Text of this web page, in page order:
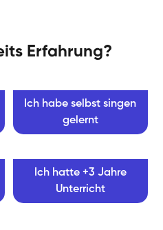
Erfahrung?
Ich habe selbst singen
gelernt
Ich hatte +3 Jahre
Unterricht